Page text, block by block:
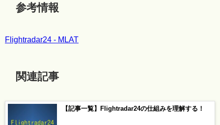
参考情報
Flightradar24 - MLAT
関連記事
【記事一覧】Flightradar24の仕組みを理解する！